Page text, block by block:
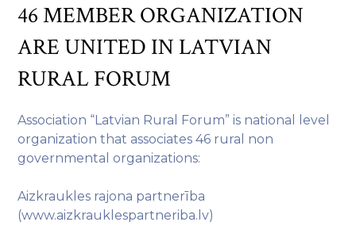
46 MEMBER ORGANIZATION
ARE UNITED IN LATVIAN
RURAL FORUM
Association “Latvian Rural Forum” is national level
organization that associates 46 rural non
governmental organizations:
Aizkraukles rajona partnerība
(www.aizkrauklespartneriba.lv)